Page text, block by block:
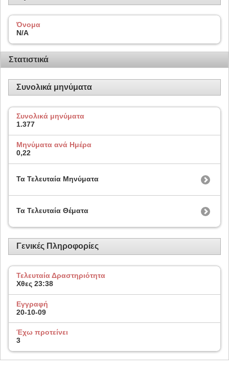
Όνομα
N/A
Στατιστικά
Συνολικά μηνύματα
Συνολικά μηνύματα
1.377
Μηνύματα ανά Ημέρα
0,22
Τα Τελευταία Μηνύματα
Τα Τελευταία Θέματα
Γενικές Πληροφορίες
Τελευταία Δραστηριότητα
Χθες 23:38
Εγγραφή
20-10-09
Έχω προτείνει
3